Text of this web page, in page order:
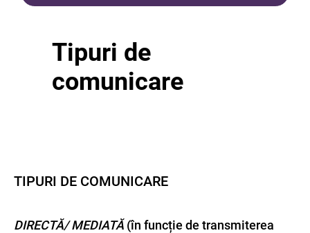
Tipuri de
comunicare
TIPURI DE COMUNICARE
DIRECTĂ/ MEDIATĂ (în funcție de transmiterea